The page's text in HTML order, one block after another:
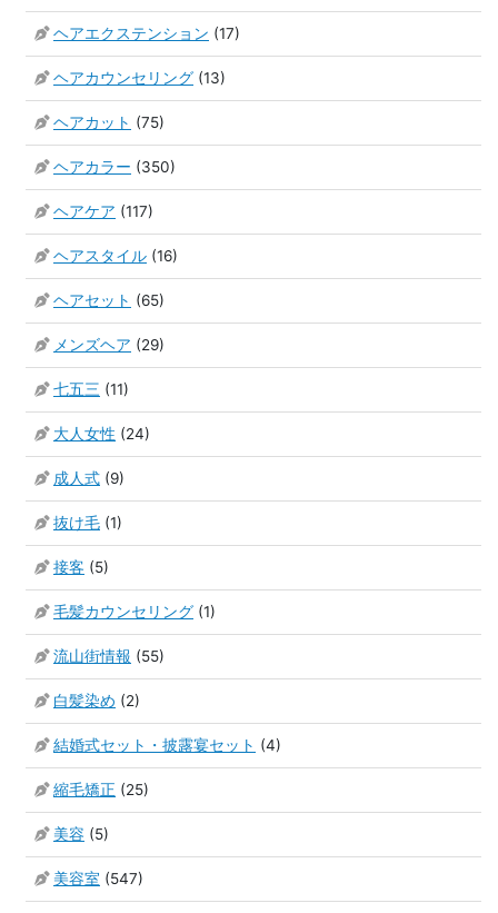
ヘアエクステンション (17)
ヘアカウンセリング (13)
ヘアカット (75)
ヘアカラー (350)
ヘアケア (117)
ヘアスタイル (16)
ヘアセット (65)
メンズヘア (29)
七五三 (11)
大人女性 (24)
成人式 (9)
抜け毛 (1)
接客 (5)
毛髪カウンセリング (1)
流山街情報 (55)
白髪染め (2)
結婚式セット・披露宴セット (4)
縮毛矯正 (25)
美容 (5)
美容室 (547)